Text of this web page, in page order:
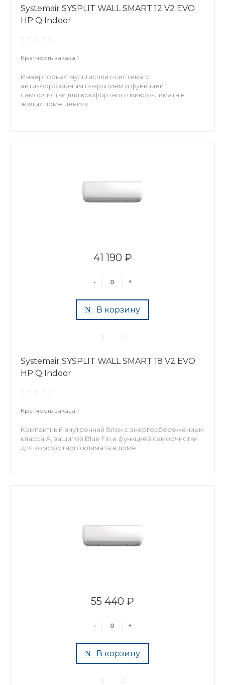
Systemair SYSPLIT WALL SMART 12 V2 EVO
HP Q Indoor
Кратность заказа 1
Инверторная мультисплит-система с
антикоррозийным покрытием и функцией
самоочистки для комфортного микроклимата в
жилых помещениях.
41 190 ₽
- +
В корзину
Systemair SYSPLIT WALL SMART 18 V2 EVO
HP Q Indoor
Кратность заказа 1
Компактный внутренний блок с энергосбережением
класса А, защитой Blue Fin и функцией самоочистки
для комфортного климата в доме.
55 440 ₽
- +
В корзину